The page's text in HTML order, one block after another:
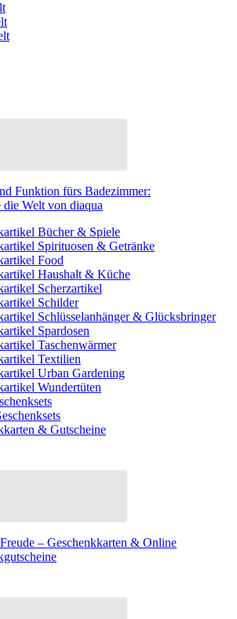
Funktion fürs Badezimmer:
die Welt von diaqua
Bücher & Spiele
Spirituosen & Getränke
Food
Haushalt & Küche
Scherzartikel
Schilder
Schlüsselanhänger & Glücksbringer
Spardosen
Taschenwärmer
Textilien
Urban Gardening
Wundertüten
& Gutscheine
– Geschenkkarten & Online